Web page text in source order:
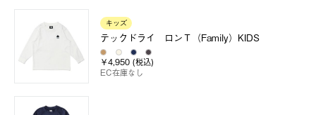
キッズ
テックドライ ロンＴ（Family）KIDS
￥4,950 (税込)
EC在庫なし